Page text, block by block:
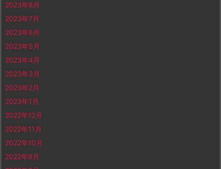
2023年8月
2023年7月
2023年6月
2023年5月
2023年4月
2023年3月
2023年2月
2023年1月
2022年12月
2022年11月
2022年10月
2022年9月